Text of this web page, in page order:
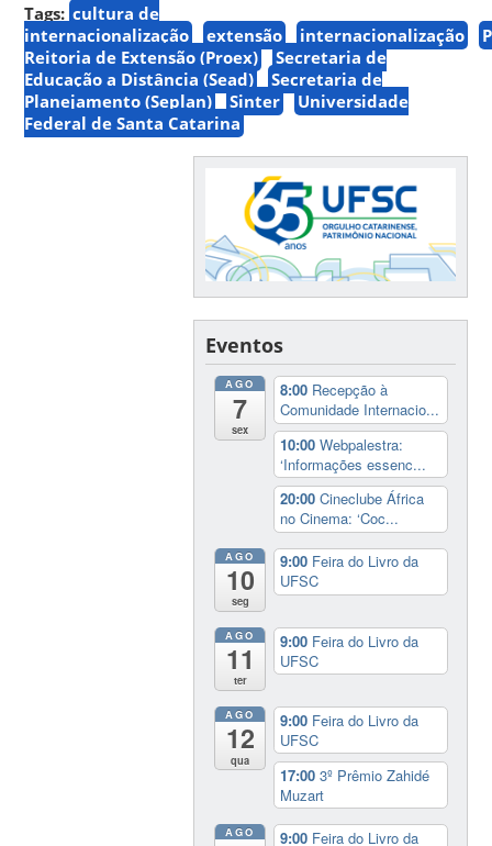
Tags: cultura de
internacionalização
extensão internacionalização
Reitoria de Extensão (Proex)
Secretaria de
Educação a Distância (Sead)
Secretaria de
Planejamento (Seplan)
Sinter
Universidade
Federal de Santa Catarina
Eventos
AGO
7
sex
8:00 Recepção à
Comunidade Internacio...
10:00Webpalestra:
‘Informações essenc...
20:00Cineclube África
no Cinema: ‘Coc...
AGO
10
seg
9:00 Feira do Livro da
UFSC
AGO
11
ter
9:00 Feira do Livro da
UFSC
AGO
12
qua
9:00 Feira do Livro da
UFSC
17:003º Prêmio Zahidé
Muzart
AGO 9:00 Feira do Livro da